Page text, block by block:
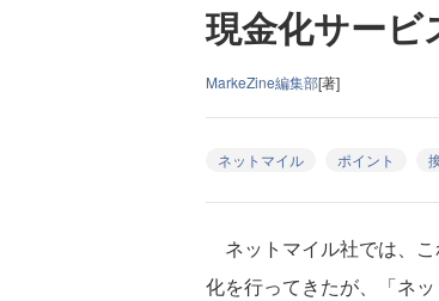
現金化サービ
MarkeZine編集部[著]
ネットマイル ポイント
ネットマイル社では、
化を行ってきたが、「ネ